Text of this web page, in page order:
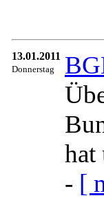
13.01.2011
Donnerstag
hat
- [